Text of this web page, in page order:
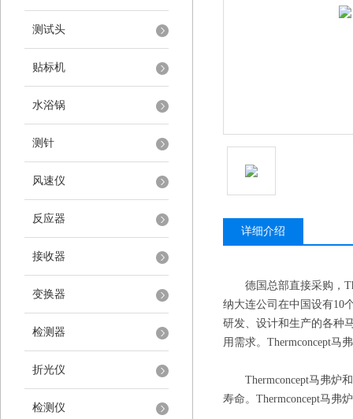
测试头
贴标机
水浴锅
测针
风速仪
反应器
接收器
变换器
检测器
折光仪
检测仪
详细介绍
德国总部直接采购，
纳大连公司在中国设有10
研发、设计和生产的各种
用需求。Thermconcept马
Thermconcept马弗炉和
寿命。Thermconcept马弗